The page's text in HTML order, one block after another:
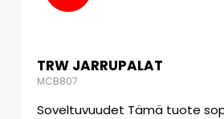
TRW JARRUPALAT
MCB807
Soveltuvuudet Tämä tuote